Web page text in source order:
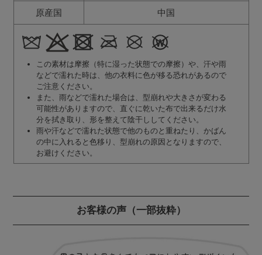
原産国 中国
この素材は摩擦（特に湿った状態での摩擦）や、汗や雨
などで濡れた時は、他の衣料に色が移る恐れがあるので
ご注意ください。
また、雨などで濡れた場合は、型崩れや大きさが変わる
可能性がありますので、直ぐに乾いた布で出来るだけ水
分を拭き取り、形を整えて陰干ししてください。
雨や汗などで濡れた状態で他のものと重ねたり、かばん
の中に入れると色移り、型崩れの原因となりますので、
お避けください。
お客様の声（一部抜粋）